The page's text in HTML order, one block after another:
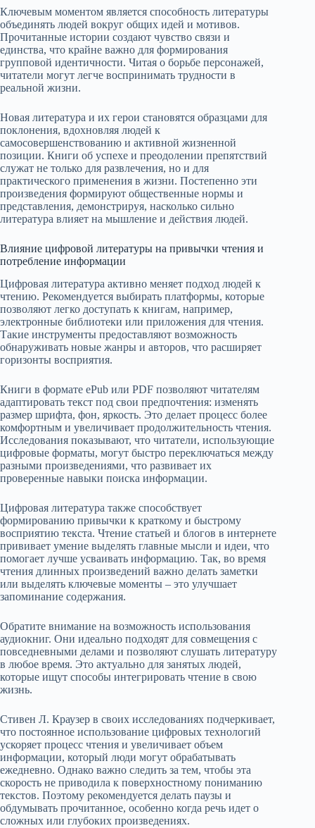
Ключевым моментом является способность литературы
объединять людей вокруг общих идей и мотивов.
Прочитанные истории создают чувство связи и
единства, что крайне важно для формирования
групповой идентичности. Читая о борьбе персонажей,
читатели могут легче воспринимать трудности в
реальной жизни.
Новая литература и их герои становятся образцами для
поклонения, вдохновляя людей к
самосовершенствованию и активной жизненной
позиции. Книги об успехе и преодолении препятствий
служат не только для развлечения, но и для
практического применения в жизни. Постепенно эти
произведения формируют общественные нормы и
представления, демонстрируя, насколько сильно
литература влияет на мышление и действия людей.
Влияние цифровой литературы на привычки чтения и
потребление информации
Цифровая литература активно меняет подход людей к
чтению. Рекомендуется выбирать платформы, которые
позволяют легко доступать к книгам, например,
электронные библиотеки или приложения для чтения.
Такие инструменты предоставляют возможность
обнаруживать новые жанры и авторов, что расширяет
горизонты восприятия.
Книги в формате ePub или PDF позволяют читателям
адаптировать текст под свои предпочтения: изменять
размер шрифта, фон, яркость. Это делает процесс более
комфортным и увеличивает продолжительность чтения.
Исследования показывают, что читатели, использующие
цифровые форматы, могут быстро переключаться между
разными произведениями, что развивает их
проверенные навыки поиска информации.
Цифровая литература также способствует
формированию привычки к краткому и быстрому
восприятию текста. Чтение статьей и блогов в интернете
прививает умение выделять главные мысли и идеи, что
помогает лучше усваивать информацию. Так, во время
чтения длинных произведений важно делать заметки
или выделять ключевые моменты – это улучшает
запоминание содержания.
Обратите внимание на возможность использования
аудиокниг. Они идеально подходят для совмещения с
повседневными делами и позволяют слушать литературу
в любое время. Это актуально для занятых людей,
которые ищут способы интегрировать чтение в свою
жизнь.
Стивен Л. Краузер в своих исследованиях подчеркивает,
что постоянное использование цифровых технологий
ускоряет процесс чтения и увеличивает объем
информации, который люди могут обрабатывать
ежедневно. Однако важно следить за тем, чтобы эта
скорость не приводила к поверхностному пониманию
текстов. Поэтому рекомендуется делать паузы и
обдумывать прочитанное, особенно когда речь идет о
сложных или глубоких произведениях.